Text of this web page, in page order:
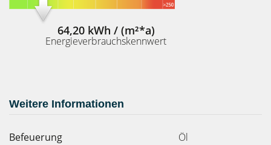
64,20 kWh / (m²*a)
Energieverbrauchskennwert
Weitere Informationen
Befeuerung
Öl